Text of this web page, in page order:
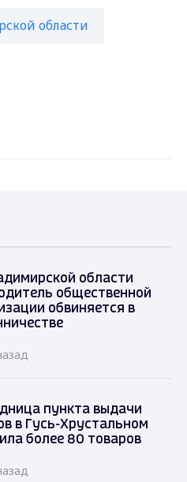
области
области
общественной
обвиняется в
пункта выдачи
в Гусь-Хрустальном
более 80 товаров